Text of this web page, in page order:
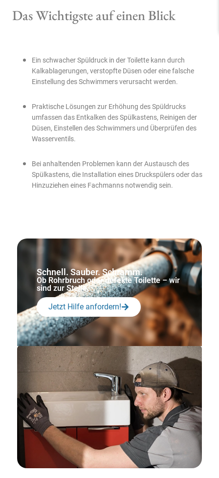
Das Wichtigste auf einen Blick
Ein schwacher Spüldruck in der Toilette kann durch
Kalkablagerungen, verstopfte Düsen oder eine falsche
Einstellung des Schwimmers verursacht werden.
Praktische Lösungen zur Erhöhung des Spüldrucks
umfassen das Entkalken des Spülkastens, Reinigen der
Düsen, Einstellen des Schwimmers und Überprüfen des
Wasserventils.
Bei anhaltenden Problemen kann der Austausch des
Spülkastens, die Installation eines Druckspülers oder das
Hinzuziehen eines Fachmanns notwendig sein.
Schnell. Sauber. Schramm.
Ob Rohrbruch oder defekte Toilette – wir
sind zur Stelle.
Jetzt Hilfe anfordern!